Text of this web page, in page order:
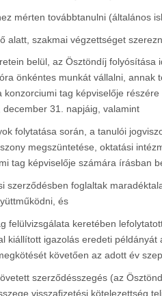
mérten továbbtanulni (általános
alatt, szakmai végzettséget
belül, az Ösztöndíj folyósítása
önkéntes munkát vállalni,
konzorciumi tag képviselője
december 31. napjáig, valamint
folytatása során, a tanulói
megszüntetése, oktatási
tag képviselője számára írásban
szerződésben foglaltak
és
felülvizsgálata keretében
kiállított igazolás eredeti
követően az adott év
szerződésszegés (az
visszafizetési kötelezettség